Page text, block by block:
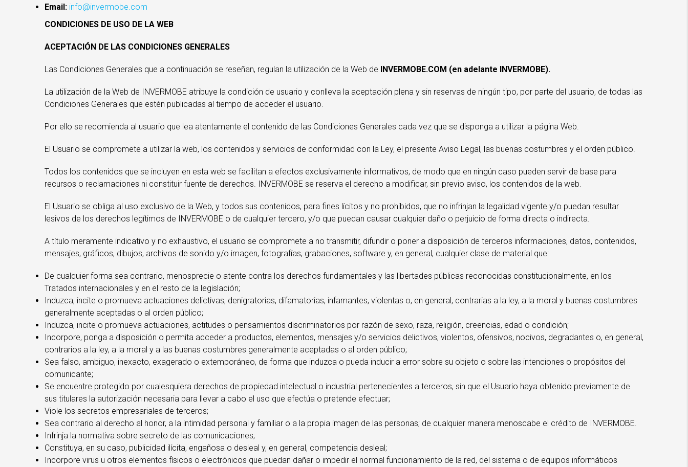
Email: info@invermobe.com
CONDICIONES DE USO DE LA WEB
ACEPTACIÓN DE LAS CONDICIONES GENERALES
Las Condiciones Generales que a continuación se reseñan, regulan la utilización de la Web de INVERMOBE.COM (en adelante INVERMOBE).
La utilización de la Web de INVERMOBE atribuye la condición de usuario y conlleva la aceptación plena y sin reservas de ningún tipo, por parte del usuario, de todas las
Condiciones Generales que estén publicadas al tiempo de acceder el usuario.
Por ello se recomienda al usuario que lea atentamente el contenido de las Condiciones Generales cada vez que se disponga a utilizar la página Web.
El Usuario se compromete a utilizar la web, los contenidos y servicios de conformidad con la Ley, el presente Aviso Legal, las buenas costumbres y el orden público.
Todos los contenidos que se incluyen en esta web se facilitan a efectos exclusivamente informativos, de modo que en ningún caso pueden servir de base para
recursos o reclamaciones ni constituir fuente de derechos. INVERMOBE se reserva el derecho a modificar, sin previo aviso, los contenidos de la web.
El Usuario se obliga al uso exclusivo de la Web, y todos sus contenidos, para fines lícitos y no prohibidos, que no infrinjan la legalidad vigente y/o puedan resultar
lesivos de los derechos legítimos de INVERMOBE o de cualquier tercero, y/o que puedan causar cualquier daño o perjuicio de forma directa o indirecta.
A título meramente indicativo y no exhaustivo, el usuario se compromete a no transmitir, difundir o poner a disposición de terceros informaciones, datos, contenidos,
mensajes, gráficos, dibujos, archivos de sonido y/o imagen, fotografías, grabaciones, software y, en general, cualquier clase de material que:
De cualquier forma sea contrario, menosprecie o atente contra los derechos fundamentales y las libertades públicas reconocidas constitucionalmente, en los
Tratados internacionales y en el resto de la legislación;
Induzca, incite o promueva actuaciones delictivas, denigratorias, difamatorias, infamantes, violentas o, en general, contrarias a la ley, a la moral y buenas costumbres
generalmente aceptadas o al orden público;
Induzca, incite o promueva actuaciones, actitudes o pensamientos discriminatorios por razón de sexo, raza, religión, creencias, edad o condición;
Incorpore, ponga a disposición o permita acceder a productos, elementos, mensajes y/o servicios delictivos, violentos, ofensivos, nocivos, degradantes o, en general,
contrarios a la ley, a la moral y a las buenas costumbres generalmente aceptadas o al orden público;
Sea falso, ambiguo, inexacto, exagerado o extemporáneo, de forma que induzca o pueda inducir a error sobre su objeto o sobre las intenciones o propósitos del
comunicante;
Se encuentre protegido por cualesquiera derechos de propiedad intelectual o industrial pertenecientes a terceros, sin que el Usuario haya obtenido previamente de
sus titulares la autorización necesaria para llevar a cabo el uso que efectúa o pretende efectuar;
Viole los secretos empresariales de terceros;
Sea contrario al derecho al honor, a la intimidad personal y familiar o a la propia imagen de las personas; de cualquier manera menoscabe el crédito de INVERMOBE.
Infrinja la normativa sobre secreto de las comunicaciones;
Constituya, en su caso, publicidad ilícita, engañosa o desleal y, en general, competencia desleal;
Incorpore virus u otros elementos físicos o electrónicos que puedan dañar o impedir el normal funcionamiento de la red, del sistema o de equipos informáticos